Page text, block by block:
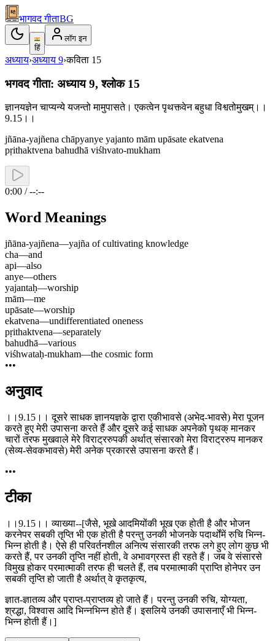
भागवद गीताBG
हिं
लॉग इन
अध्याय›अध्याय 9›कविता 15
भगवद गीता: अध्याय 9, श्लोक 15
ज्ञानयज्ञेन चाप्यन्ये यजन्तो मामुपासते। एकत्वेन पृथक्त्वेन बहुधा विश्वतोमुखम्।।
9.15।।
jñāna-yajñena chāpyanye yajanto mām upāsate ekatvena
pṛithaktvena bahudhā viśhvato-mukham
0:00 / --:--
Word Meanings
jñāna-yajñena—yajña of cultivating knowledge
cha—and
api—also
anye—others
yajantaḥ—worship
mām—me
upāsate—worship
ekatvena—undifferentiated oneness
pṛithaktvena—separately
bahudhā—various
viśhwataḥ-mukham—the cosmic form
•••
अनुवाद
।।9.15।। दूसरे साधक ज्ञानयज्ञके द्वारा एकीभावसे (अभेद-भावसे) मेरा पूजन
करते हुए मेरी उपासना करते हैं और दूसरे कई साधक अपनेको पृथक् मानकर
चारों तरफ मुखवाले मेरे विराट्ररुपकी अर्थात् संसारको मेरा विराट्ररुप मानकर
(सेव्य-सेवकभावसे) मेरी अनेक प्रकारसे उपासना करते हैं।
•••
टीका
।।9.15।। व्याख्या--[जैसे, भूखे आदमियोंकी भूख एक होती है और भोजन
करनेपर सबकी तृप्ति भी एक होती है परन्तु उनकी भोजनके पदार्थोंमें रुचि भिन्न-
भिन्न होती है। ऐसे ही परिवर्तनशील अनित्य संसारकी तरफ लगे हुए लोग कुछ भी
करते हैं, पर उनकी तृप्ति नहीं होती, वे अभावग्रस्त ही रहते हैं। जब वे संसारसे
विमुख होकर परमात्माकी तरफ ही चलते हैं, तब परमात्माकी प्राप्ति होनेपर उन
सबकी तृप्ति हो जाती है अर्थात् वे कृतकृत्य,
ज्ञात-ज्ञातव्य और प्राप्त-प्राप्तव्य हो जाते हैं। परन्तु उनकी रुचि, योग्यता,
श्रद्धा, विश्वास आदि भिन्नभिन्न होते हैं। इसलिये उनकी उपासनाएँ भी भिन्न-
भिन्न होती हैं।]